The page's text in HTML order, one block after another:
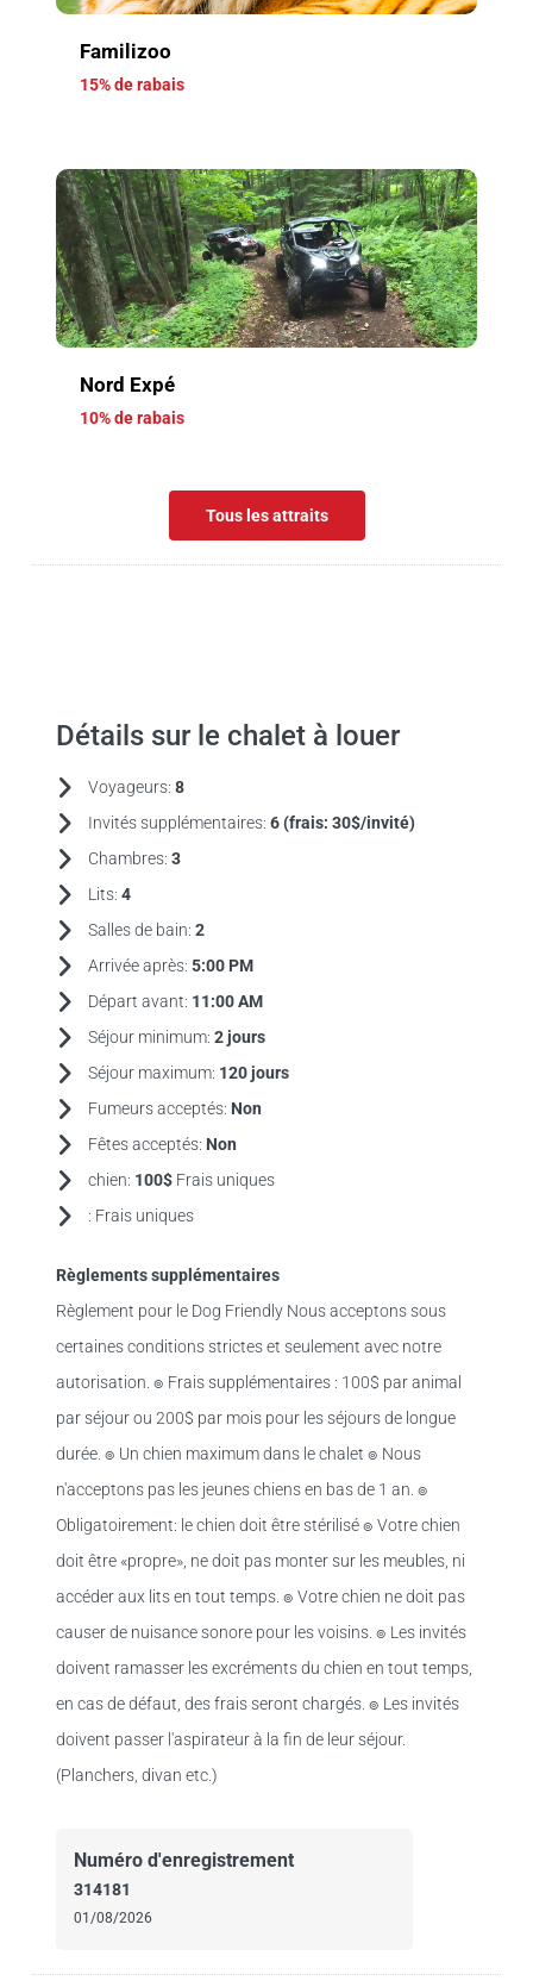
Familizoo
15% de rabais
Nord Expé
10% de rabais
Tous les attraits
Détails sur le chalet à louer
Voyageurs: 8
Invités supplémentaires: 6 (frais: 30$/invité)
Chambres: 3
Lits: 4
Salles de bain: 2
Arrivée après: 5:00 PM
Départ avant: 11:00 AM
Séjour minimum: 2 jours
Séjour maximum: 120 jours
Fumeurs acceptés: Non
Fêtes acceptés: Non
chien: 100$ Frais uniques
: Frais uniques
Règlements supplémentaires
Règlement pour le Dog Friendly Nous acceptons sous
certaines conditions strictes et seulement avec notre
autorisation. ๏ Frais supplémentaires : 100$ par animal
par séjour ou 200$ par mois pour les séjours de longue
durée. ๏ Un chien maximum dans le chalet ๏ Nous
n'acceptons pas les jeunes chiens en bas de 1 an. ๏
Obligatoirement: le chien doit être stérilisé ๏ Votre chien
doit être «propre», ne doit pas monter sur les meubles, ni
accéder aux lits en tout temps. ๏ Votre chien ne doit pas
causer de nuisance sonore pour les voisins. ๏ Les invités
doivent ramasser les excréments du chien en tout temps,
en cas de défaut, des frais seront chargés. ๏ Les invités
doivent passer l'aspirateur à la fin de leur séjour.
(Planchers, divan etc.)
Numéro d'enregistrement
314181
01/08/2026